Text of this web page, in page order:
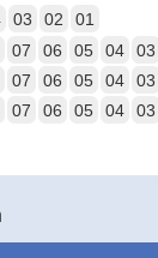
03 02 01
07 06 05 04 03
07 06 05 04 03
07 06 05 04 03